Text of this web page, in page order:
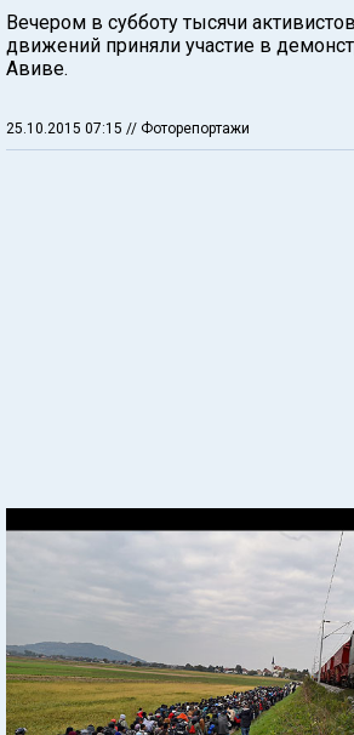
Вечером в субботу тысячи
движений приняли участие в
Авиве.
25.10.2015 07:15 // Фоторепортажи